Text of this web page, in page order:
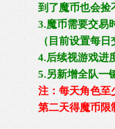
到了魔币也会捡
3.魔币需要交易
（目前设置每日
4.后续视游戏进
5.另新增全队一
注：每天角色至
第二天得魔币限